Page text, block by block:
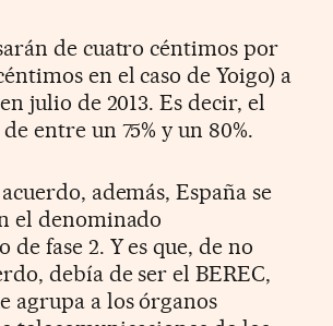
de cuatro céntimos por
en el caso de Yoigo) a
julio de 2013. Es decir, el
entre un 75% y un 80%.
además, España se
el denominado
fase 2. Y es que, de no
debía de ser el BEREC,
agrupa a los órganos